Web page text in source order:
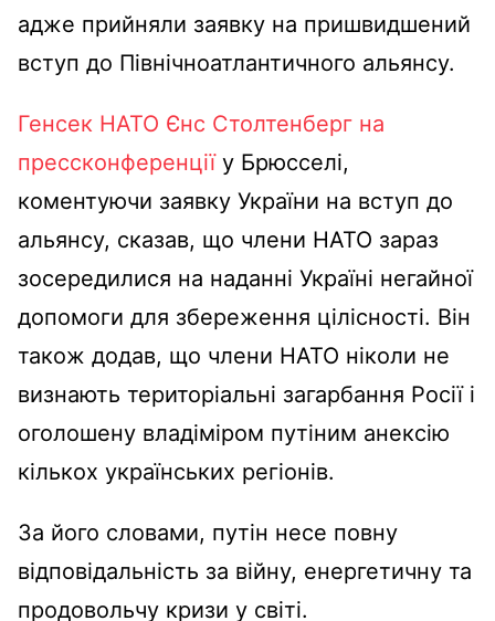
адже прийняли заявку на пришвидшений
вступ до Північноатлантичного альянсу.
Генсек НАТО Єнс Столтенберг на
прессконференціїу Брюсселі,
коментуючи заявку України на вступ до
альянсу, сказав, що члени НАТО зараз
зосередилися на наданні Україні негайної
допомоги для збереження цілісності. Він
також додав, що члени НАТО ніколи не
визнають територіальні загарбання Росії і
оголошену владіміром путіним анексію
кількох українських регіонів.
За його словами, путін несе повну
відповідальність за війну, енергетичну та
продовольчу кризи у світі.